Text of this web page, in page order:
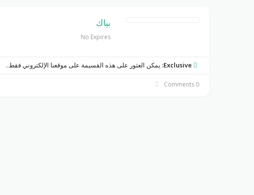
بياك
No Expires
Exclusive: يمكن العثور على هذه القسيمة على موقعنا الإلكتروني فقط..
0 Comments